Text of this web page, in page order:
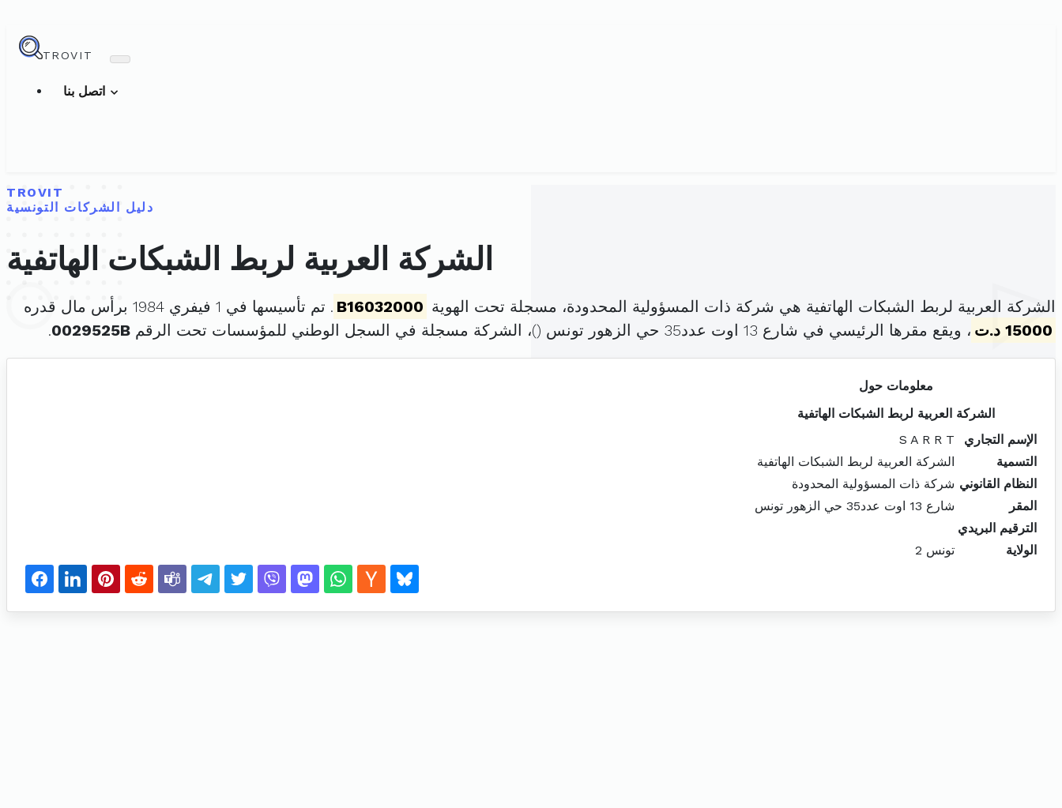
TROVIT
TROVIT
دليل الشركات التونسية
الشركة العربية لربط الشبكات الهاتفية
الشركة العربية لربط الشبكات الهاتفية هي شركة ذات المسؤولية المحدودة، مسجلة تحت الهوية B16032000 . تم تأسيسها في 1 فيفري 1984 برأس مال قدره
15000 د.ت
، ويقع مقرها الرئيسي في شارع 13 اوت عدد35 حي الزهور تونس ( )، الشركة مسجلة في السجل الوطني للمؤسسات تحت الرقم 0029525B
.
معلومات حول
الشركة العربية لربط الشبكات الهاتفية
الإسم التجاري
S A R R T
التسمية
الشركة العربية لربط الشبكات الهاتفية
النظام القانوني شركة ذات المسؤولية المحدودة
المقر
شارع 13 اوت عدد35 حي الزهور تونس
الترقيم البريدي
الولاية
تونس 2